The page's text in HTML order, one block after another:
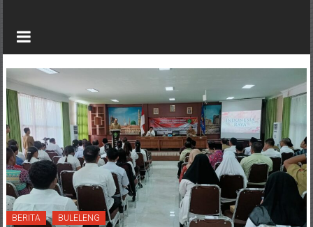
BERITA BULELENG